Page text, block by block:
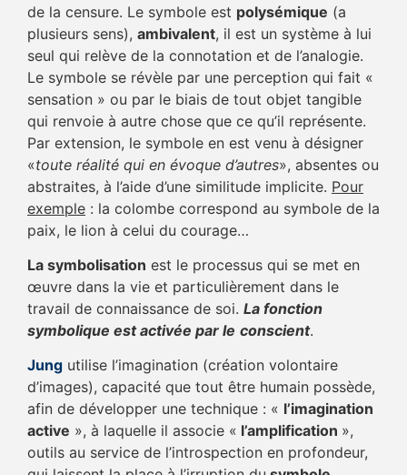
de la censure. Le symbole est polysémique (a
plusieurs sens), ambivalent, il est un système à lui
seul qui relève de la connotation et de l’analogie.
Le symbole se révèle par une perception qui fait «
sensation » ou par le biais de tout objet tangible
qui renvoie à autre chose que ce qu’il représente.
Par extension, le symbole en est venu à désigner
«toute réalité qui en évoque d’autres», absentes ou
abstraites, à l’aide d’une similitude implicite. Pour
exemple : la colombe correspond au symbole de la
paix, le lion à celui du courage…
La symbolisation est le processus qui se met en
œuvre dans la vie et particulièrement dans le
travail de connaissance de soi. La fonction
symbolique est activée par le conscient.
Jung utilise l’imagination (création volontaire
d’images), capacité que tout être humain possède,
afin de développer une technique : « l’imagination
active », à laquelle il associe « l’amplification »,
outils au service de l’introspection en profondeur,